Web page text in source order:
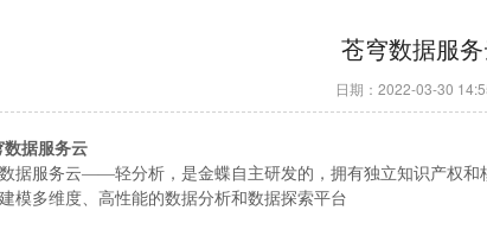
苍穹数据服
日期：2022-03-30
数据服务云
据服务云——轻分析，是金蝶自主研发的，拥有独立知识产权和
模多维度、高性能的数据分析和数据探索平台